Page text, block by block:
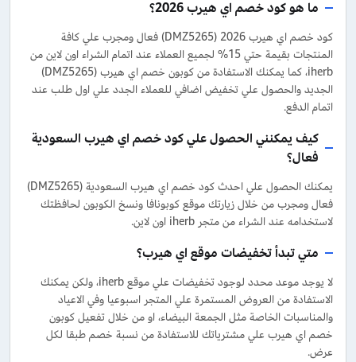
ما هو كود خصم اي هيرب 2026؟
كود خصم اي هيرب 2026 (DMZ5265) فعال ومجرب علي كافة
المنتجات بقيمة حتي 15% لجميع العملاء عند اتمام الشراء اون لاين من
iherb، كما يمكنك الاستفادة من كوبون خصم اي هيرب (DMZ5265)
الجديد والحصول علي تخفيض اضافي للعملاء الجدد علي اول طلب عند
اتمام الدفع.
كيف يمكنني الحصول علي كود خصم اي هيرب السعودية
فعال؟
يمكنك الحصول علي احدث كود خصم اي هيرب السعودية (DMZ5265)
فعال ومجرب من خلال زيارتك موقع كوبونافا ونسخ الكوبون لحافظتك
لاستخدامه عند الشراء من متجر iherb اون لاين.
متي تبدأ تخفيضات موقع اي هيرب؟
لا يوجد موعد محدد لوجود تخفيضات علي موقع iherb، ولكن يمكنك
الاستفادة من العروض المستمرة علي المتجر اسبوعيا وفي الاعياد
والمناسبات الخاصة مثل الجمعة البيضاء، او من خلال تفعيل كوبون
خصم اي هيرب علي مشترياتك للاستفادة من نسبة خصم طبقا لكل
عرض.